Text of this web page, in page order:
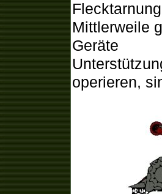
Mittlerweile
Geräte
operieren,